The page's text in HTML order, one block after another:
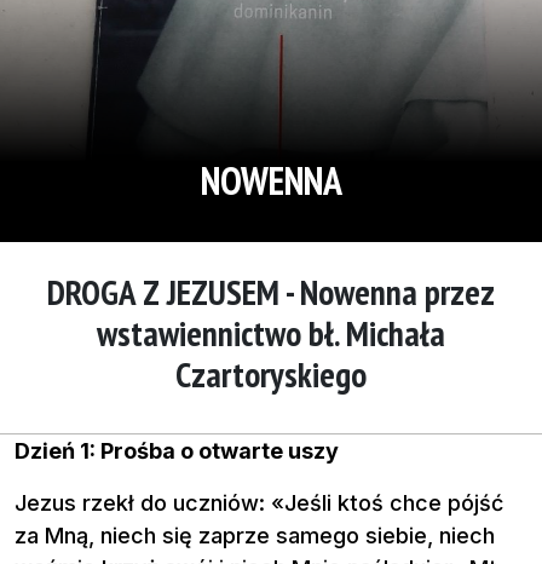
NOWENNA
DROGA Z JEZUSEM - Nowenna przez
wstawiennictwo bł. Michała
Czartoryskiego
Dzień 1: Prośba o otwarte uszy
Jezus rzekł do uczniów: «Jeśli ktoś chce pójść
za Mną, niech się zaprze samego siebie, niech